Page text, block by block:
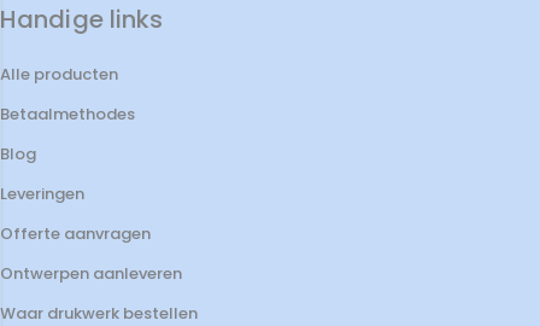
Handige links
Alle producten
Betaalmethodes
Blog
Leveringen
Offerte aanvragen
Ontwerpen aanleveren
Waar drukwerk bestellen